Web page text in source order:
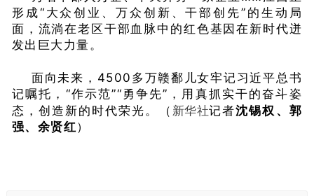
形成“大众创业、万众创新、干部创先”的生动局
面，流淌在老区干部血脉中的红色基因在新时代迸
发出巨大力量。
面向未来，4500多万赣鄱儿女牢记习近平总书
记嘱托，“作示范”“勇争先”，用真抓实干的奋斗姿
态，创造新的时代荣光。
（ 新华社记者沈锡权、郭
强、余贤红）